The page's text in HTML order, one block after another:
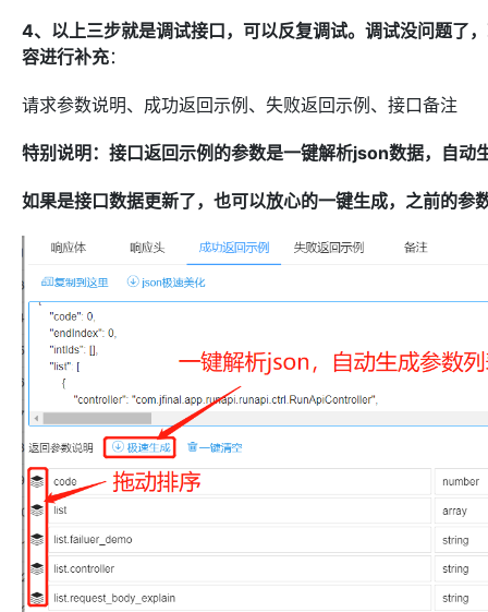
4、以上三步就是调试接口，可以反复调试。调试没问题了
容进行补充：
请求参数说明、成功返回示例、失败返回示例、接口备注
特别说明：接口返回示例的参数是一键解析json数据，自
如果是接口数据更新了，也可以放心的一键生成，之前的